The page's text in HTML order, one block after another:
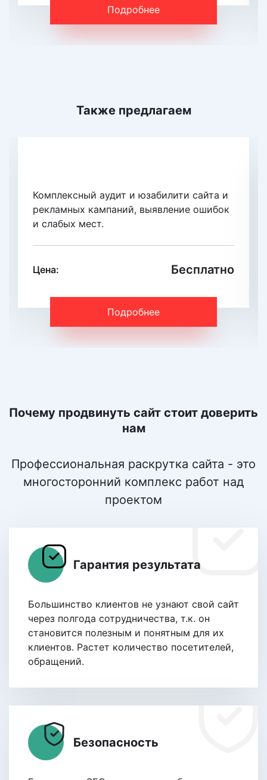
Подробнее
Также предлагаем
Комплексный аудит и юзабилити сайта и
рекламных кампаний, выявление ошибок
и слабых мест.
Цена: Бесплатно
Подробнее
Почему продвинуть сайт стоит доверить
нам
Профессиональная раскрутка сайта - это
многосторонний комплекс работ над
проектом
Гарантия результата
Большинство клиентов не узнают свой сайт
через полгода сотрудничества, т.к. он
становится полезным и понятным для их
клиентов. Растет количество посетителей,
обращений.
Безопасность